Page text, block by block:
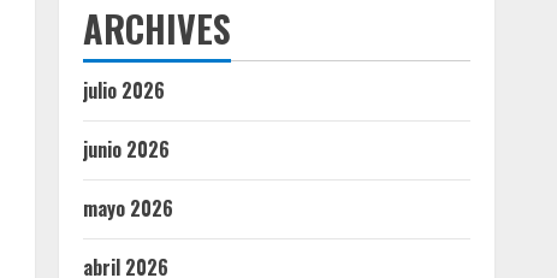
ARCHIVES
julio 2026
junio 2026
mayo 2026
abril 2026